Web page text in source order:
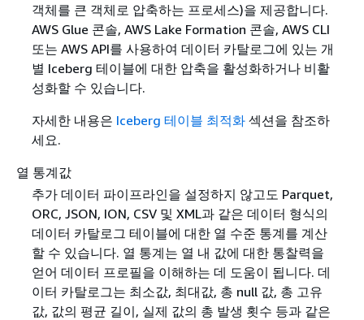
객체를 큰 객체로 압축하는 프로세스)을 제공합니다.
AWS Glue 콘솔, AWS Lake Formation 콘솔, AWS CLI
또는 AWS API를 사용하여 데이터 카탈로그에 있는 개
별 Iceberg 테이블에 대한 압축을 활성화하거나 비활
성화할 수 있습니다.
자세한 내용은 Iceberg 테이블 최적화섹션을 참조하
세요.
열 통계값
추가 데이터 파이프라인을 설정하지 않고도 Parquet,
ORC, JSON, ION, CSV 및 XML과 같은 데이터 형식의
데이터 카탈로그 테이블에 대한 열 수준 통계를 계산
할 수 있습니다. 열 통계는 열 내 값에 대한 통찰력을
얻어 데이터 프로필을 이해하는 데 도움이 됩니다. 데
이터 카탈로그는 최소값, 최대값, 총 null 값, 총 고유
값, 값의 평균 길이, 실제 값의 총 발생 횟수 등과 같은